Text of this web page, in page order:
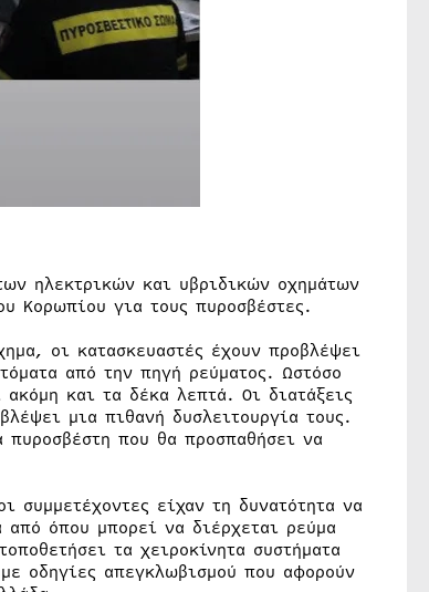
ηλεκτρικών και υβριδικών οχημάτων
Κορωπίου για τους πυροσβέστες.
οι κατασκευαστές έχουν προβλέψει
από την πηγή ρεύματος. Ωστόσο
και τα δέκα λεπτά. Οι διατάξεις
μια πιθανή δυσλειτουργία τους.
πυροσβέστη που θα προσπαθήσει να
συμμετέχοντες είχαν τη δυνατότητα να
όπου μπορεί να διέρχεται ρεύμα
τα χειροκίνητα συστήματα
οδηγίες απεγκλωβισμού που αφορούν